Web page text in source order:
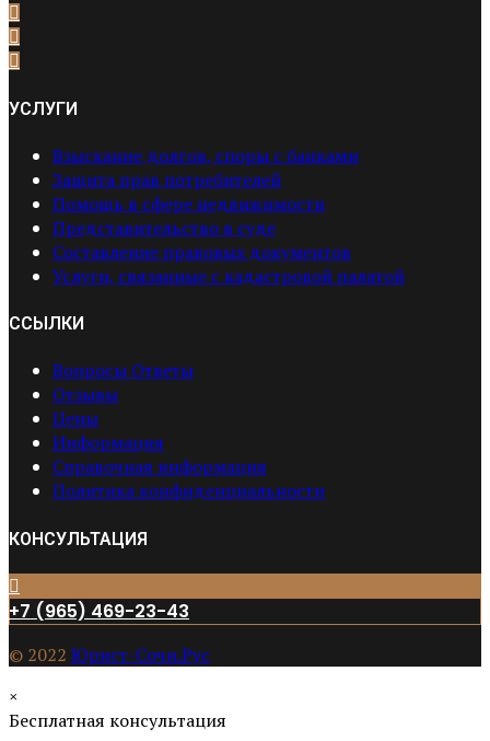
УСЛУГИ
Взыскание долгов, споры с банками
Защита прав потребителей
Помощь в сфере недвижимости
Представительство в суде
Составление правовых документов
Услуги, связанные с кадастровой палатой
ССЫЛКИ
Вопросы Ответы
Отзывы
Цены
Информация
Справочная информация
Политика конфиденциальности
КОНСУЛЬТАЦИЯ
+7 (965) 469-23-43
© 2022 Юрист-Сочи.Рус
×
Бесплатная консультация